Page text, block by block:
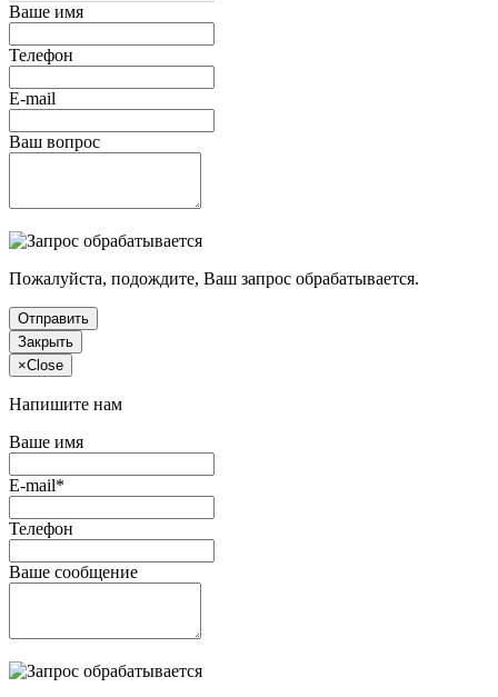
Ваше имя
Телефон
E-mail
Ваш вопрос
Пожалуйста, подождите, Ваш запрос обрабатывается.
Отправить
Закрыть
×Close
Напишите нам
Ваше имя
E-mail*
Телефон
Ваше сообщение